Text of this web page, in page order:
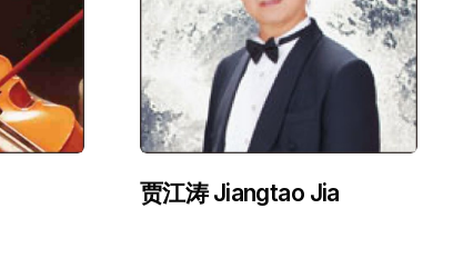
贾江涛 Jiangtao Jia